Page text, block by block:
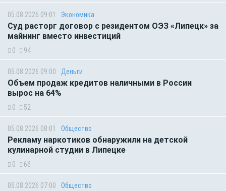
05.08.2026 09:01 Экономика
Суд расторг договор с резидентом ОЭЗ «Липецк» за
майнинг вместо инвестиций
0 94
05.08.2026 09:00 Деньги
Объем продаж кредитов наличными в России
вырос на 64%
0 52
05.08.2026 08:01 Общество
Рекламу наркотиков обнаружили на детской
кулинарной студии в Липецке
0 66
05.08.2026 07:00 Общество